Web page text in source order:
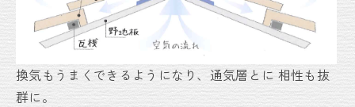
換気もうまくできるようになり、通気層とに 相性も抜
群に。